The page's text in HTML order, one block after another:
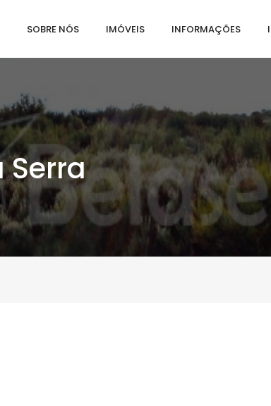
SOBRE NÓS IMÓVEIS INFORMAÇÕES
Serra